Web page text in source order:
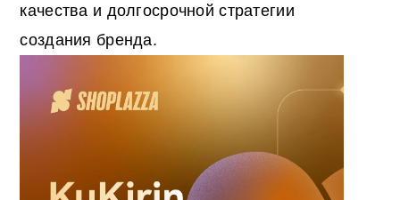
качества и долгосрочной стратегии
создания бренда.